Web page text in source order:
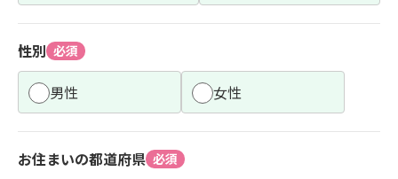
性別 必須
男性 女性
お住まいの都道府県 必須